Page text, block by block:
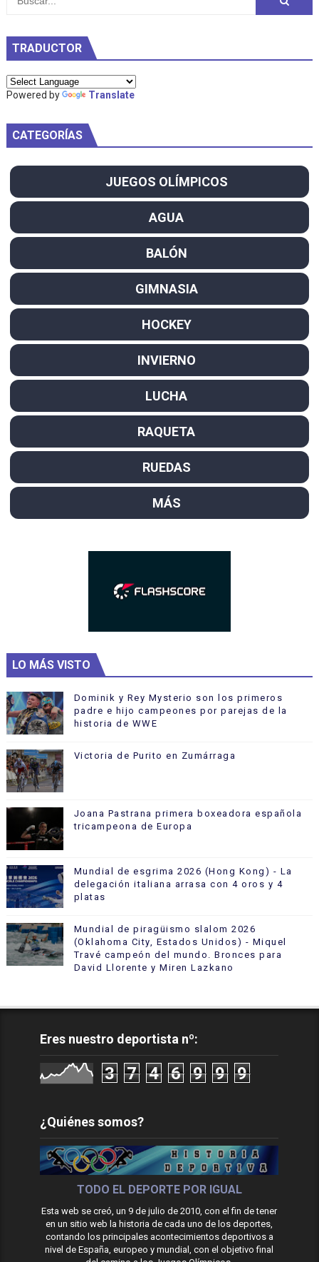
TRADUCTOR
Powered by Translate
CATEGORÍAS
JUEGOS OLÍMPICOS
AGUA
BALÓN
GIMNASIA
HOCKEY
INVIERNO
LUCHA
RAQUETA
RUEDAS
MÁS
LO MÁS VISTO
Dominik y Rey Mysterio son los primeros
padre e hijo campeones por parejas de la
historia de WWE
Victoria de Purito en Zumárraga
Joana Pastrana primera boxeadora española
tricampeona de Europa
Mundial de esgrima 2026 (Hong Kong) - La
delegación italiana arrasa con 4 oros y 4
platas
Mundial de piragüismo slalom 2026
(Oklahoma City, Estados Unidos) - Miquel
Travé campeón del mundo. Bronces para
David Llorente y Miren Lazkano
Eres nuestro deportista nº:
3 7 4 6 9 9 9
¿Quiénes somos?
TODO EL DEPORTE POR IGUAL
Esta web se creó, un 9 de julio de 2010, con el fin de tener
en un sitio web la historia de cada uno de los deportes,
contando los principales acontecimientos deportivos a
nivel de España, europeo y mundial, con el objetivo final